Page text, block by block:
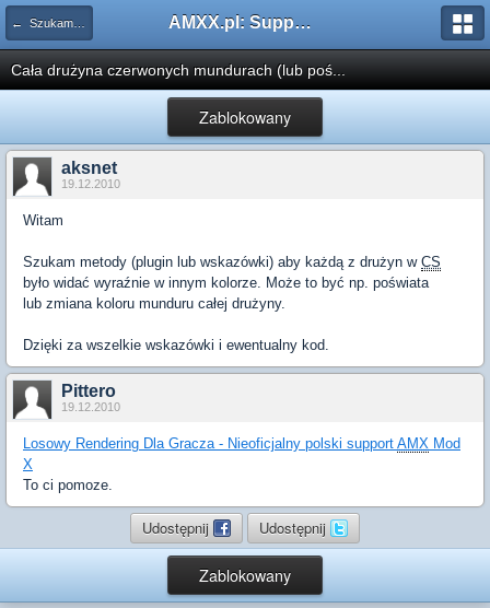
← Szukam pluginu AMXX.pl: Support AMX Mod X i SourceMod
Cała drużyna czerwonych mundurach (lub poś...
Zablokowany
aksnet
19.12.2010
Witam
Szukam metody (plugin lub wskazówki) aby każdą z drużyn w CS
było widać wyraźnie w innym kolorze. Może to być np. poświata
lub zmiana koloru munduru całej drużyny.
Dzięki za wszelkie wskazówki i ewentualny kod.
Pittero
19.12.2010
Losowy Rendering Dla Gracza - Nieoficjalny polski support AMX Mod
X
To ci pomoze.
Udostępnij Udostępnij
Zablokowany